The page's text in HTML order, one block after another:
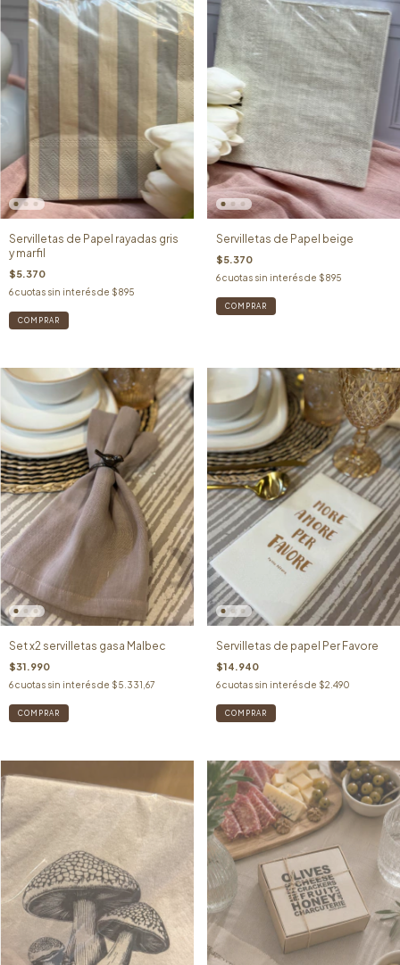
Servilletas de Papel rayadas gris
y marfil
$5.370
6cuotas sin interés de $895
Servilletas de Papel beige
$5.370
6 cuotas sin interés de $895
Set x2 servilletas gasa Malbec
$31.990
6cuotas sin interés de $5.331,67
Servilletas de papel Per Favore
$14.940
6 cuotas sin interés de $2.490